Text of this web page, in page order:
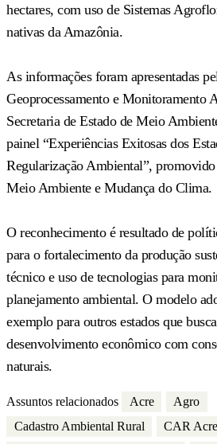
hectares, com uso de Sistemas
nativas da Amazônia.
As informações foram apresentadas
Geoprocessamento e Monitoramento
Secretaria de Estado de Meio
painel “Experiências Exitosas dos
Regularização Ambiental”,
Meio Ambiente e Mudança do Clima.
O reconhecimento é resultado de
para o fortalecimento da produção
técnico e uso de tecnologias para
planejamento ambiental. O modelo
exemplo para outros estados que
desenvolvimento econômico com
naturais.
Assuntos relacionados Acre
Agro
Cadastro Ambiental Rural
CAR Acre